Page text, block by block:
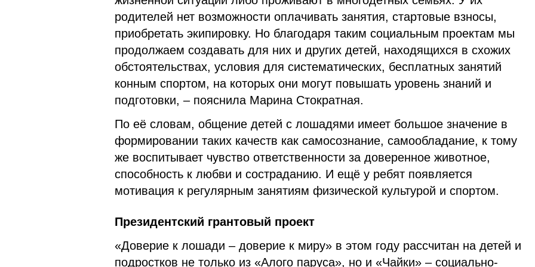
родителей нет возможности оплачивать занятия, стартовые взносы,
приобретать экипировку. Но благодаря таким социальным проектам мы
продолжаем создавать для них и других детей, находящихся в схожих
обстоятельствах, условия для систематических, бесплатных занятий
конным спортом, на которых они могут повышать уровень знаний и
подготовки, – пояснила Марина Стократная.
По её словам, общение детей с лошадями имеет большое значение в
формировании таких качеств как самосознание, самообладание, к тому
же воспитывает чувство ответственности за доверенное животное,
способность к любви и состраданию. И ещё у ребят появляется
мотивация к регулярным занятиям физической культурой и спортом.
Президентский грантовый проект
«Доверие к лошади – доверие к миру» в этом году рассчитан на детей и
подростков не только из «Алого паруса», но и «Чайки» – социально-